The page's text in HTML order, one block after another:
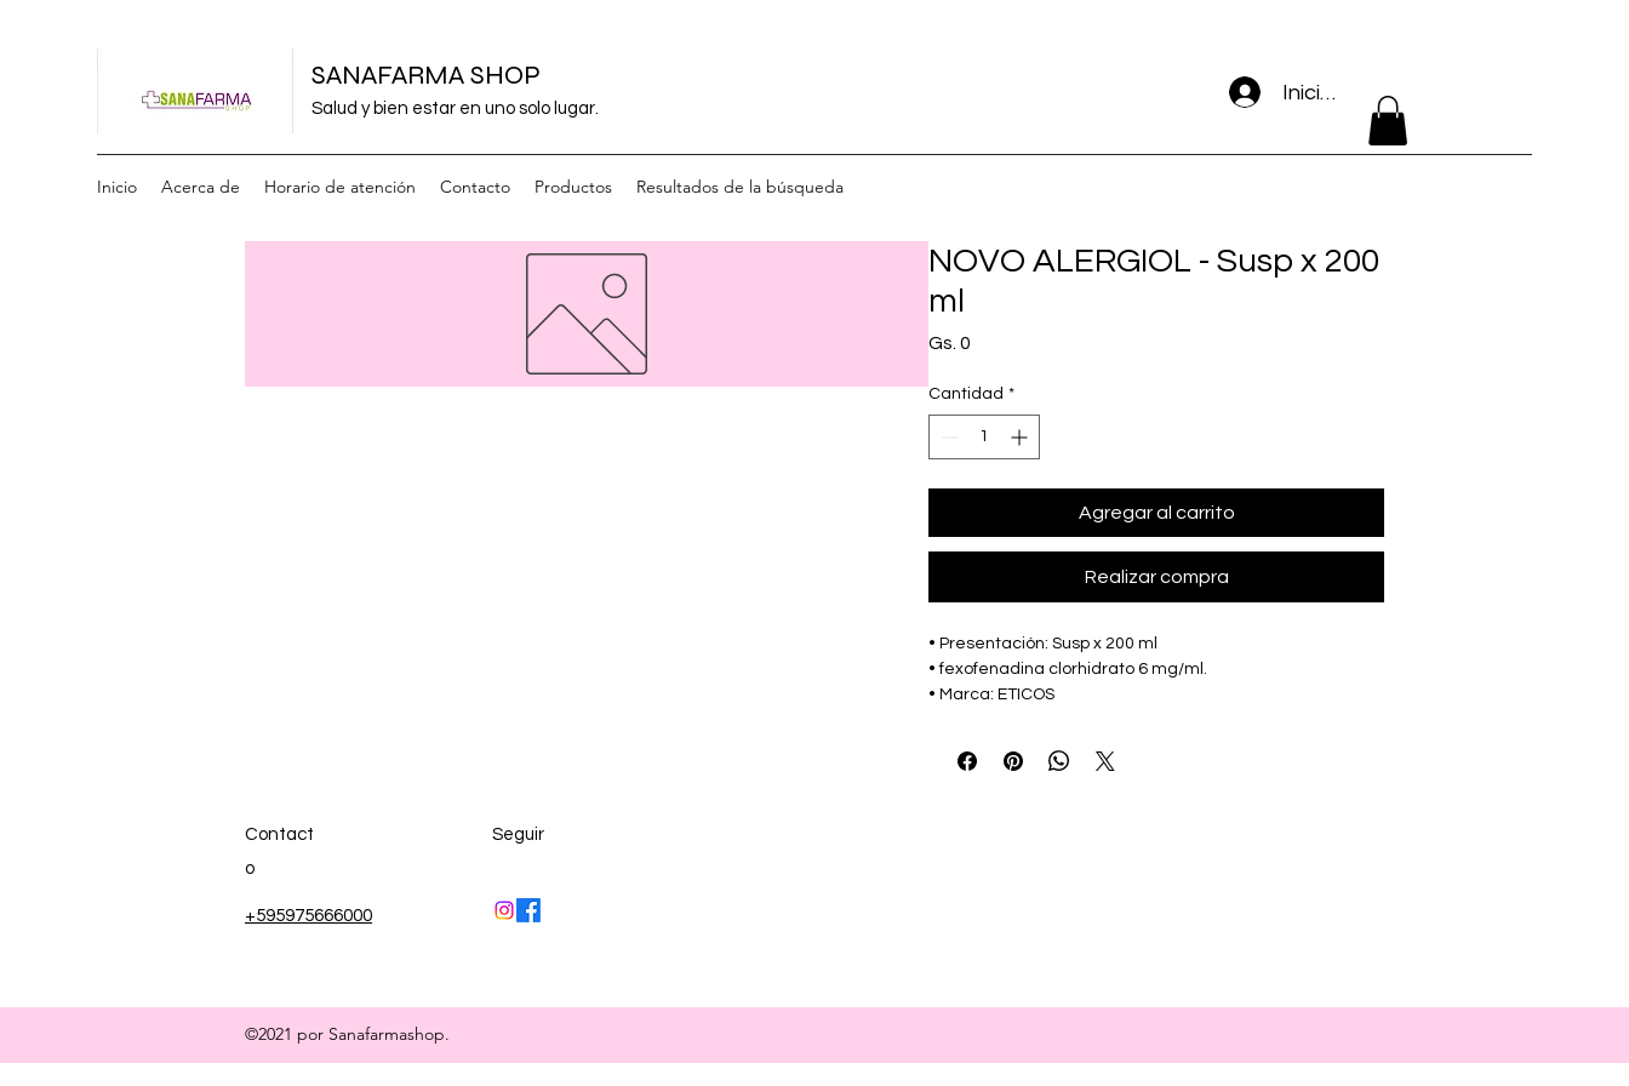
SANAFARMA SHOP
Salud y bien estar en uno solo lugar.
Inicio Acerca de Horario de atención Contacto Productos Resultados de la búsqueda
Iniciar sesión
NOVO ALERGIOL - Susp x 200
ml
Gs. 0
Cantidad *
Agregar al carrito
Realizar compra
• Presentación: Susp x 200 ml
• fexofenadina clorhidrato 6 mg/ml.
• Marca: ETICOS
Contact
o
+595975666000
Seguir
©2021 por Sanafarmashop.